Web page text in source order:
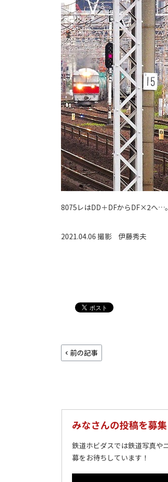
8075レはDD＋DFからDF×2へ…。
2021.04.06 撮影 伊藤秀夫
前の記事
みなさんの投稿を募
鉄道ホビダスでは鉄道写真や
募をお待ちしています！